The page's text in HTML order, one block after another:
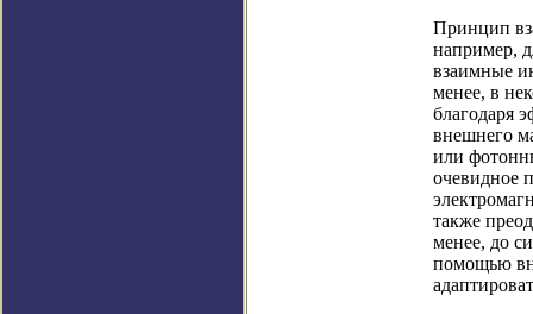
Принцип
например,
взаимные
менее, в
благодаря
внешнего
или
очевидное
также
менее, до
помощью